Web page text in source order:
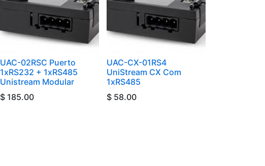
UAC-02RSC Puerto
1xRS232 + 1xRS485
Unistream Modular
$ 185.00
UAC-CX-01RS4
UniStream CX Com
1xRS485
$ 58.00